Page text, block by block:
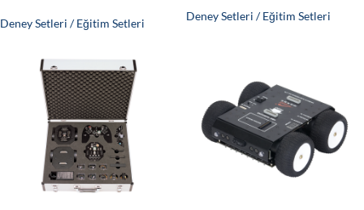
Deney Setleri / Eğitim Setleri
Deney Setleri / Eğitim Setleri